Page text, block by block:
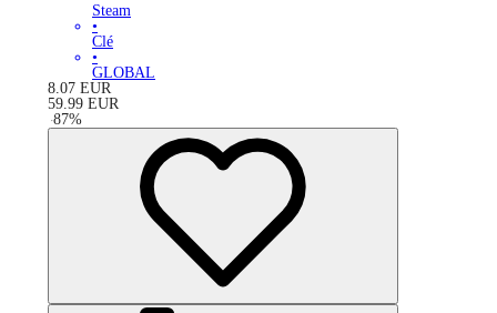
Steam
•
Clé
•
GLOBAL
8.07 EUR
59.99 EUR
-87%